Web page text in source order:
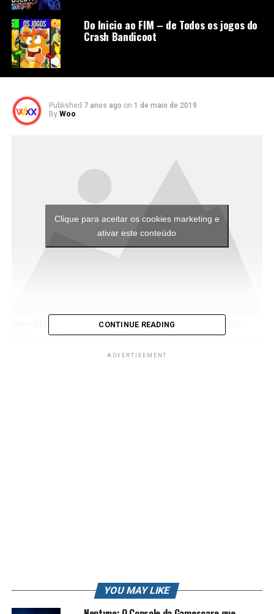
Do Inicio ao FIM – de Todos os jogos do
Crash Bandicoot
Published 7 anos ago on 1 de maio de 2019
By Woo
Clique para aceitar os cookies marketing e
ativar este conteúdo
Queridos, eu sou Roberto e hoje vou te mostrar POR
QUE voce deve trocar o Seu iphone Xs por um Xiaomi mi
Huawei P30 Com entrega Rapida
CONTINUE READING
ADVERTISEMENT
YOU MAY LIKE